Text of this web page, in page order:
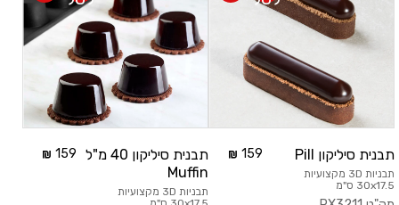
תבנית סיליקון Pill
תבניות 3D מקצועיות
30x17.5 ס"מ
159
תבנית סיליקון 40 מ"ל
Muffin
תבניות 3D מקצועיות
159